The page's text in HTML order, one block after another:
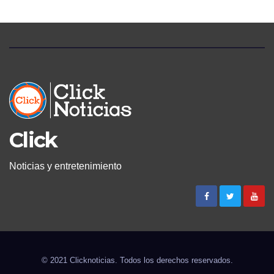
Click
Noticias y entretenimiento
© 2021 Clicknoticias. Todos los derechos reservados.